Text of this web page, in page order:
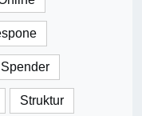
Spender
Struktur